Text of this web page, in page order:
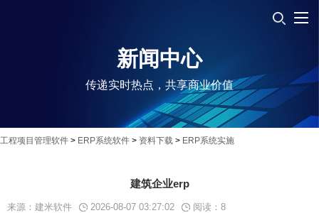
新闻中心
传递实时热点，共享商业价值
工程项目管理软件 > ERP系统软件 > 资料下载 > ERP系统实施
建筑企业erp
来源：建米软件 2026-08-07 03:27:02 阅读： 8